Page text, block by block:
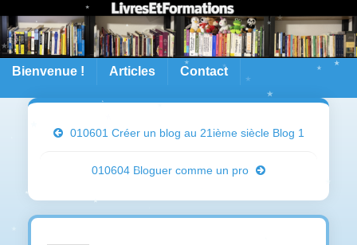
Bienvenue ! Articles Contact
010601 Créer un blog au 21ième siècle Blog 1
010604 Bloguer comme un pro